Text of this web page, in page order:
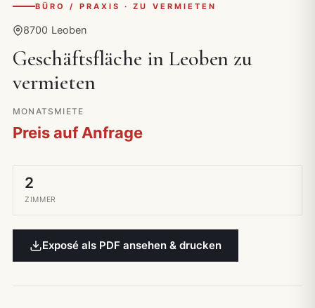
BÜRO / PRAXIS · ZU VERMIETEN
8700 Leoben
Geschäftsfläche in Leoben zu
vermieten
MONATSMIETE
Preis auf Anfrage
2
ZIMMER
Exposé als PDF ansehen & drucken